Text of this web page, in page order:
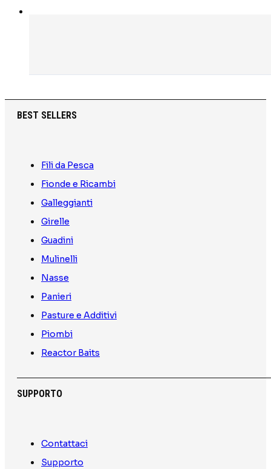
BEST SELLERS
Fili da Pesca
Fionde e Ricambi
Galleggianti
Girelle
Guadini
Mulinelli
Nasse
Panieri
Pasture e Additivi
Piombi
Reactor Baits
SUPPORTO
Contattaci
Supporto